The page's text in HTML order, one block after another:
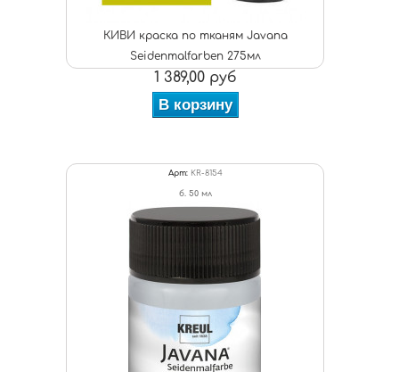
КИВИ краска по тканям Javana
Seidenmalfarben 275мл
1 389,00 руб
В корзину
Арт: KR-8154
б. 50 мл